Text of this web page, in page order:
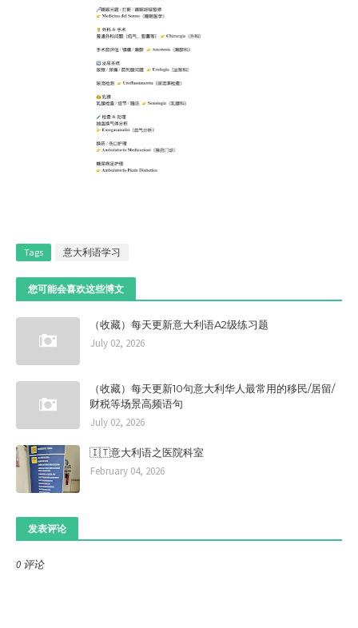
Tags 意大利语学习
您可能会喜欢这些博文
（收藏）每天更新意大利语A2级练习题
July 02, 2026
（收藏）每天更新10句意大利华人最常用的移民/居留/
财税等场景高频语句
July 02, 2026
🇮🇹意大利语之医院科室
February 04, 2026
发表评论
0 评论